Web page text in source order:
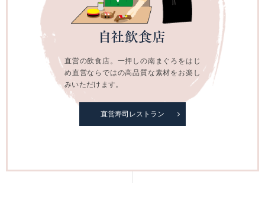
直営の飲食店。一押しの南まぐろをはじ
め直営ならではの高品質な素材をお楽し
みいただけます。
直営寿司レストラン